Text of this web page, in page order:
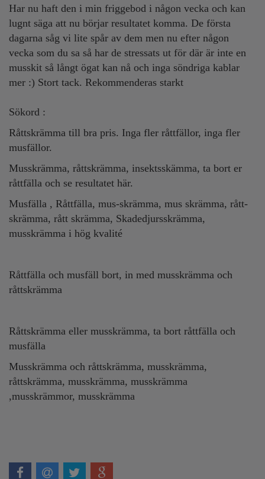
Har nu haft den i min friggebod i någon vecka och kan
lugnt säga att nu börjar resultatet komma. De första
dagarna såg vi lite spår av dem men nu efter någon
vecka som du sa så har de stressats ut för där är inte en
musskit så långt ögat kan nå och inga söndriga kablar
mer :) Stort tack. Rekommenderas starkt
Sökord :
Råttskrämma till bra pris. Inga fler råttfällor, inga fler
musfällor.
Musskrämma, råttskrämma, insektsskämma, ta bort er
råttfälla och se resultatet här.
Musfälla , Råttfälla, mus-skrämma, mus skrämma, rått-
skrämma, rått skrämma, Skadedjursskrämma,
musskrämma i hög kvalité
Råttfälla och musfäll bort, in med musskrämma och
råttskrämma
Råttskrämma eller musskrämma, ta bort råttfälla och
musfälla
Musskrämma och råttskrämma, musskrämma,
råttskrämma, musskrämma, musskrämma
,musskrämmor, musskrämma